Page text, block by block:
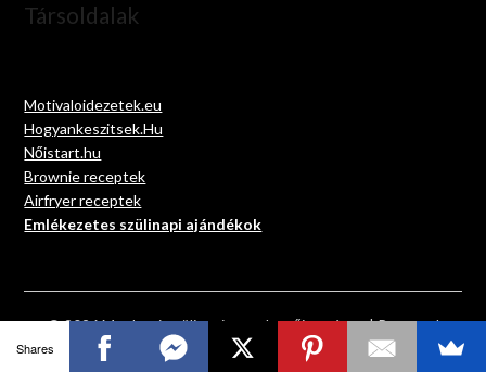
Társoldalak
Motivaloidezetek.eu
Hogyankeszitsek.Hu
Nőistart.hu
Brownie receptek
Airfryer receptek
Emlékezetes szülinapi ajándékok
© 2026 Megható szülinapi versek gyűjteménye| Powered
Minimalist BlogWordPress Theme
Shares